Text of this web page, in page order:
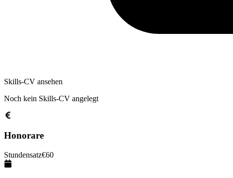
Skills-CV ansehen
Noch kein Skills-CV angelegt
Honorare
Stundensatz€60